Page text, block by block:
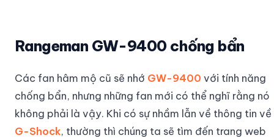
Rangeman GW-9400 chống bẩn
Các fan hâm mộ cũ sẽ nhớ GW-9400 với tính năng
chống bẩn, nhưng những fan mới có thể nghĩ rằng nó
không phải là vậy. Khi có sự nhầm lẫn về thông tin về
G-Shock, thường thì chúng ta sẽ tìm đến trang web